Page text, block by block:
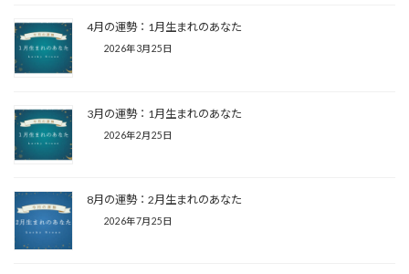
4月の運勢：1月生まれのあなた
2026年3月25日
3月の運勢：1月生まれのあなた
2026年2月25日
8月の運勢：2月生まれのあなた
2026年7月25日